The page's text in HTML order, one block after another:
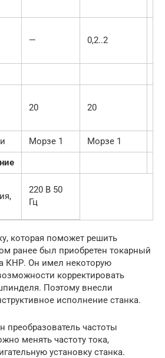
— 0,2..2
20 20
Морзе 1 Морзе 1
220 В 50
Гц
которая поможет решить
ранее был приобретен токарный
КНР. Он имел некоторую
корректировать
Поэтому внесли
исполнение станка.
преобразователь частоты
менять частоту тока,
установку станка.